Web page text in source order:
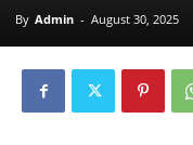
By Admin - August 30, 2025